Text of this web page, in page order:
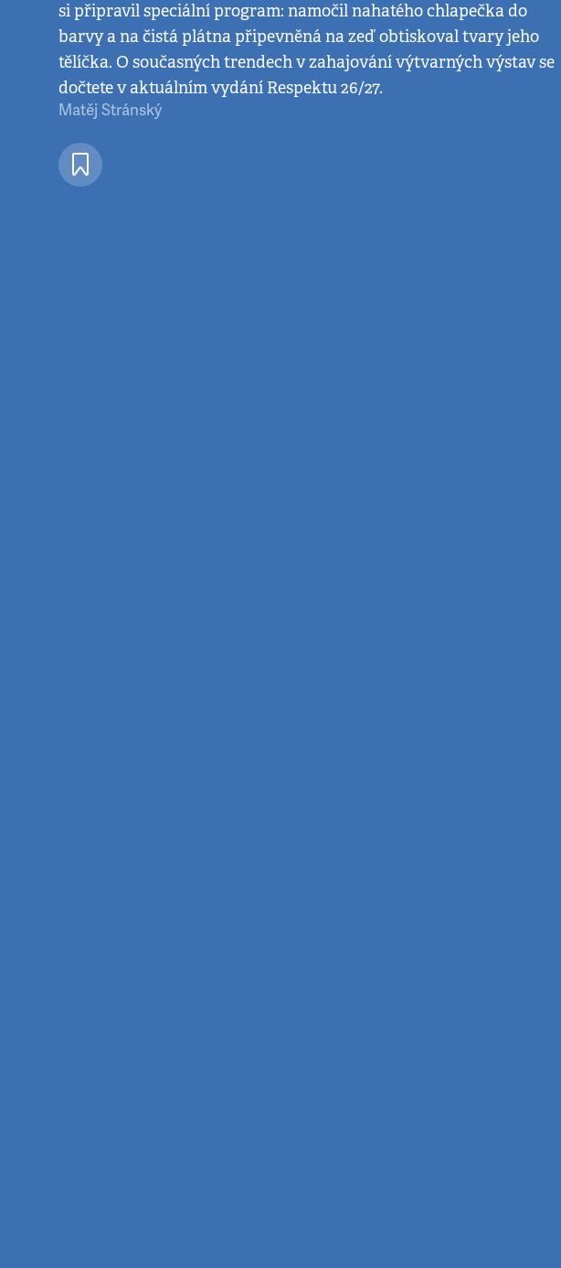
si připravil speciální program: namočil nahatého chlapečka do
barvy a na čistá plátna připevněná na zeď obtiskoval tvary jeho
tělíčka. O současných trendech v zahajování výtvarných výstav se
dočtete v aktuálním vydání Respektu 26/27.
Matěj Stránský